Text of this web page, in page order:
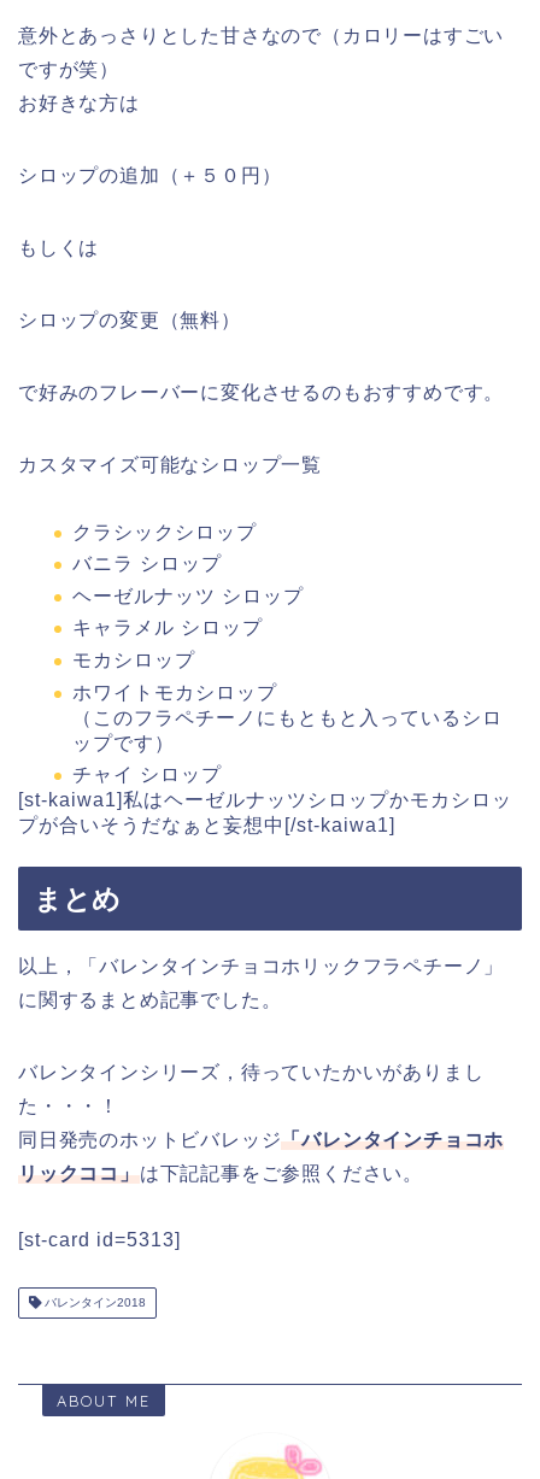
意外とあっさりとした甘さなので（カロリーはすごい
ですが笑）
お好きな方は
シロップの追加（＋５０円）
もしくは
シロップの変更（無料）
で好みのフレーバーに変化させるのもおすすめです。
カスタマイズ可能なシロップ一覧
クラシックシロップ
バニラ シロップ
ヘーゼルナッツ シロップ
キャラメル シロップ
モカシロップ
ホワイトモカシロップ
（このフラペチーノにもともと入っているシロ
ップです）
チャイ シロップ
[st-kaiwa1]私はヘーゼルナッツシロップかモカシロッ
プが合いそうだなぁと妄想中[/st-kaiwa1]
まとめ
以上，「バレンタインチョコホリックフラペチーノ」
に関するまとめ記事でした。
バレンタインシリーズ，待っていたかいがありまし
た・・・！
同日発売のホットビバレッジ「バレンタインチョコホ
リックココ」は下記記事をご参照ください。
[st-card id=5313]
バレンタイン2018
ABOUT ME